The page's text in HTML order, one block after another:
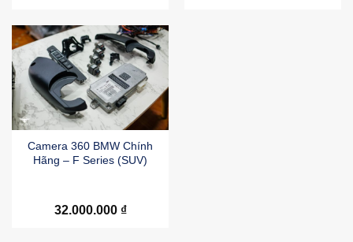
Camera 360 BMW Chính
Hãng – F Series (SUV)
32.000.000 ₫